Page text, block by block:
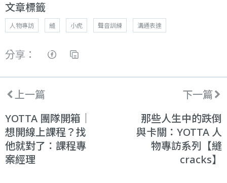
文章標籤
人物專訪 縫 小虎 聲音訓練 溝通表達
分享：
上一篇
YOTTA 團隊開箱｜
想開線上課程？找
他就對了：課程專
案經理
下一篇
那些人生中的跌倒
與卡關：YOTTA 人
物專訪系列【縫
cracks】